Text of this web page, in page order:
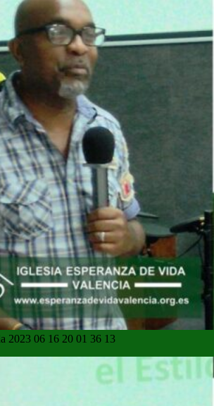
2023 06 16 20 01 36 13